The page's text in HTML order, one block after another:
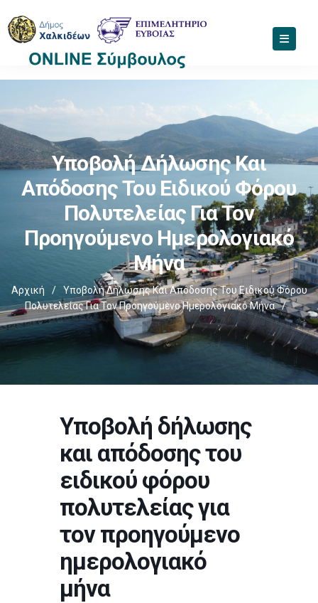
Υποβολή Δήλωσης Και
Απόδοσης Του Ειδικού Φόρου
Πολυτελείας Για Τον
Προηγούμενο Ημερολογιακό
Μήνα
Αρχική /
Υποβολή Δήλωσης Και Απόδοσης Του Ειδικού Φόρου
Πολυτελείας Για Τον Προηγούμενο Ημερολογιακό Μήνα
/
Υποβολή δήλωσης
και απόδοσης του
ειδικού φόρου
πολυτελείας για
τον προηγούμενο
ημερολογιακό
μήνα